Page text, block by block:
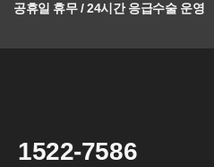
1522-7586
공휴일 휴무 / 24시간 응급수술 운영